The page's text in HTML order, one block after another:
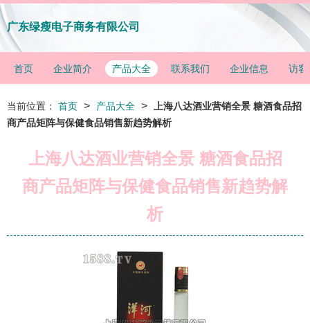
广东绿瘦电子商务有限公司
首页 企业简介 产品大全 联系我们 企业信息 访客
当前位置： 首页 > 产品大全 >
上海八达酒业营销全景 糖酒食品招
商产品矩阵与保健食品销售新趋势解析
上海八达酒业营销全景 糖酒食品招
商产品矩阵与保健食品销售新趋势解
析